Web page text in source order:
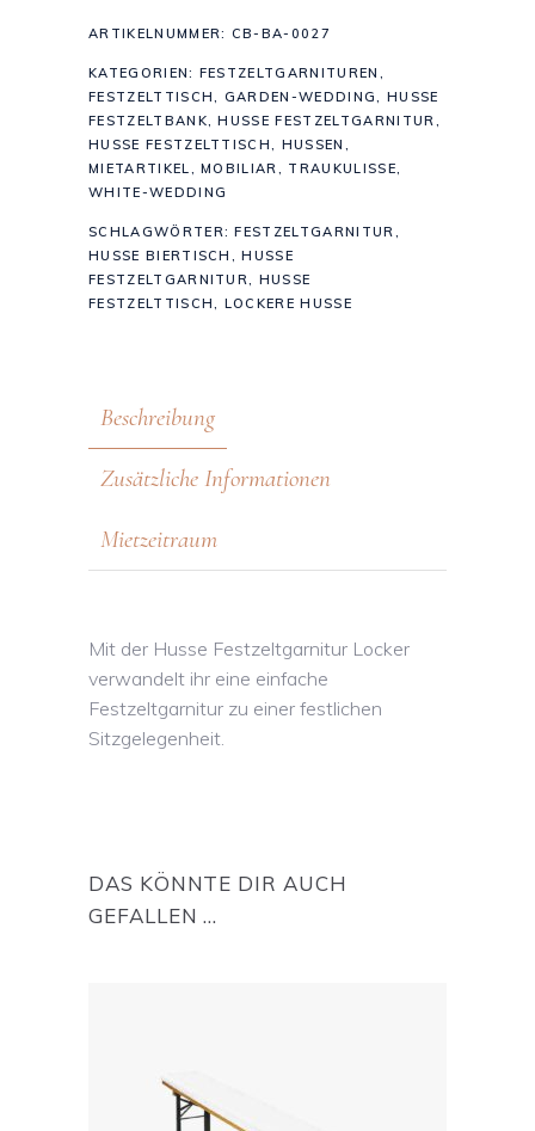
ARTIKELNUMMER: CB-BA-0027
KATEGORIEN: FESTZELTGARNITUREN ,
FESTZELTTISCH, GARDEN-WEDDING, HUSSE
FESTZELTBANK,HUSSE FESTZELTGARNITUR,
HUSSE FESTZELTTISCH, HUSSEN ,
MIETARTIKEL,MOBILIAR, TRAUKULISSE,
WHITE-WEDDING
SCHLAGWÖRTER:FESTZELTGARNITUR,
HUSSE BIERTISCH ,HUSSE
FESTZELTGARNITUR, HUSSE
FESTZELTTISCH, LOCKERE HUSSE
Beschreibung
Zusätzliche Informationen
Mietzeitraum
Mit der Husse Festzeltgarnitur Locker
verwandelt ihr eine einfache
Festzeltgarnitur zu einer festlichen
Sitzgelegenheit.
DAS KÖNNTE DIR AUCH
GEFALLEN …